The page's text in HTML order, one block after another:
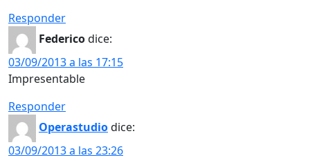
Responder
Federicodice:
03/09/2013 a las 17:15
Impresentable
Responder
Operastudiodice:
03/09/2013 a las 23:26